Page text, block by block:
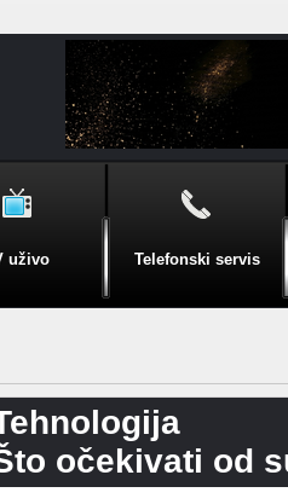
uživo Telefonski servis
očekivati od